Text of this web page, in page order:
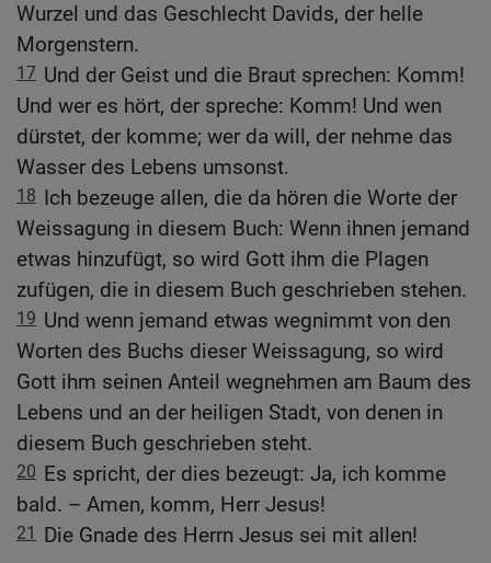
Wurzel und das Geschlecht Davids, der helle
Morgenstern.
17 Und der Geist und die Braut sprechen: Komm!
Und wer es hört, der spreche: Komm! Und wen
dürstet, der komme; wer da will, der nehme das
Wasser des Lebens umsonst.
18 Ich bezeuge allen, die da hören die Worte der
Weissagung in diesem Buch: Wenn ihnen jemand
etwas hinzufügt, so wird Gott ihm die Plagen
zufügen, die in diesem Buch geschrieben stehen.
19 Und wenn jemand etwas wegnimmt von den
Worten des Buchs dieser Weissagung, so wird
Gott ihm seinen Anteil wegnehmen am Baum des
Lebens und an der heiligen Stadt, von denen in
diesem Buch geschrieben steht.
20 Es spricht, der dies bezeugt: Ja, ich komme
bald. – Amen, komm, Herr Jesus!
21 Die Gnade des Herrn Jesus sei mit allen!